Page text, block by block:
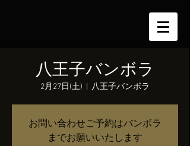
八王子バンボラ
2月27日(土) 八王子バンボラ
お問い合わせご予約はバンボラ
までお願いいたします